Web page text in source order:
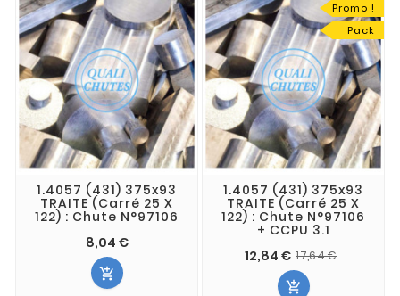
1.4057 (431) 375x93
TRAITE (Carré 25 X
122) : Chute N°97106
8,04 €

Promo !
Pack
1.4057 (431) 375x93
TRAITE (Carré 25 X
122) : Chute N°97106
+ CCPU 3.1
12,84 € 17,64 €
